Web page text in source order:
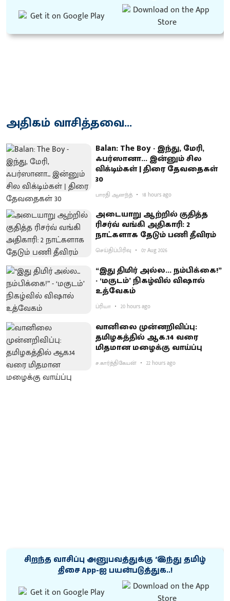
அதிகம் வாசித்தவை...
Balan: The Boy - இந்து, மேரி,
ஃபர்ஸானா... இன்னும் சில
விக்டிம்கள் | திரை தேவதைகள்
30
பாரதி ஆனந்த் 18 hours ago
அடையாறு ஆற்றில் குதித்த
ரிசர்வ் வங்கி அதிகாரி: 2
நாட்களாக தேடும் பணி தீவிரம்
செய்திப்பிரிவு 07 Aug 2026
“இது திமிர் அல்ல... நம்பிக்கை!”
- ‘மகுடம்’ நிகழ்வில் விஷால்
உத்வேகம்
ப்ரியா 20 hours ago
வானிலை முன்னறிவிப்பு:
தமிழகத்தில் ஆக.14 வரை
மிதமான மழைக்கு வாய்ப்பு
ச.கார்த்திகேயன் 22 hours ago
சிறந்த வாசிப்பு அனுபவத்துக்கு ‘இந்து தமிழ்
திசை App-ஐ பயன்படுத்துக..!